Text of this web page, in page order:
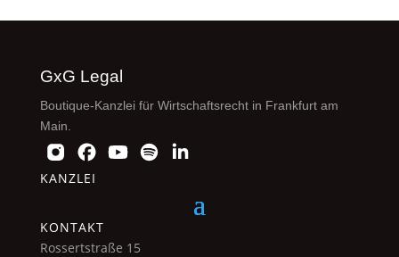
GxG Legal
Boutique-Kanzlei für Wirtschaftsrecht in Frankfurt am
Main.
KANZLEI
KONTAKT
Rossertstraße 15